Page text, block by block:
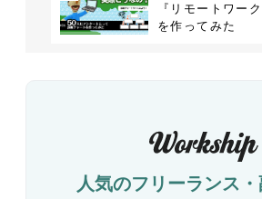
『リモートワー
を作ってみた
人気のフリーランス